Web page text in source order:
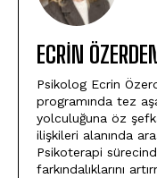
ECRIN
Psikolog Ecrin
programında tez
yolculuğuna öz
ilişkileri alanında
Psikoterapi
farkındalıklarını